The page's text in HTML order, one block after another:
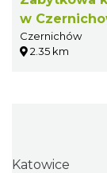
w
Czernichów
2.35 km
Katowice